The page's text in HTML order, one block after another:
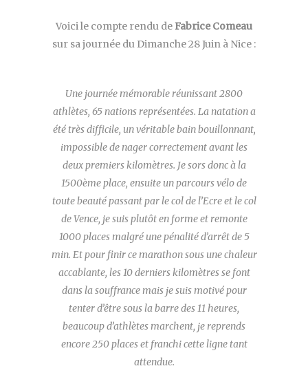
Voici le compte rendu de Fabrice Comeau
sur sa journée du Dimanche 28 Juin à Nice :
Une journée mémorable réunissant 2800
athlètes, 65 nations représentées. La natation a
été très difficile, un véritable bain bouillonnant,
impossible de nager correctement avant les
deux premiers kilomètres. Je sors donc à la
1500ème place, ensuite un parcours vélo de
toute beauté passant par le col de l’Ecre et le col
de Vence, je suis plutôt en forme et remonte
1000 places malgré une pénalité d’arrêt de 5
min. Et pour finir ce marathon sous une chaleur
accablante, les 10 derniers kilomètres se font
dans la souffrance mais je suis motivé pour
tenter d’être sous la barre des 11 heures,
beaucoup d’athlètes marchent, je reprends
encore 250 places et franchi cette ligne tant
attendue.